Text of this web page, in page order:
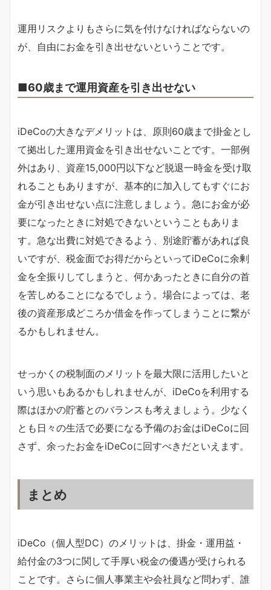
運用リスクよりもさらに気を付けなければならないの
が、自由にお金を引き出せないということです。
■60歳まで運用資産を引き出せない
iDeCoの大きなデメリットは、原則60歳まで掛金とし
て拠出した運用資金を引き出せないことです。一部例
外はあり、資産15,000円以下など脱退一時金を受け取
れることもありますが、基本的に加入してもすぐにお
金が引き出せない点に注意しましょう。急にお金が必
要になったときに対処できないということもありま
す。急な出費に対処できるよう、別途貯蓄があれば良
いですが、税金面でお得だからといってiDeCoに余剰
金を全振りしてしまうと、何かあったときに自分の首
を苦しめることになるでしょう。場合によっては、老
後の資産形成どころか借金を作ってしまうことに繋が
るかもしれません。
せっかくの税制面のメリットを最大限に活用したいと
いう思いもあるかもしれませんが、iDeCoを利用する
際はほかの貯蓄とのバランスも考えましょう。少なく
とも日々の生活で必要になる予備のお金はiDeCoに回
さず、余ったお金をiDeCoに回すべきだといえます。
まとめ
iDeCo（個人型DC）のメリットは、掛金・運用益・
給付金の3つに関して手厚い税金の優遇が受けられる
ことです。さらに個人事業主や会社員など問わず、誰